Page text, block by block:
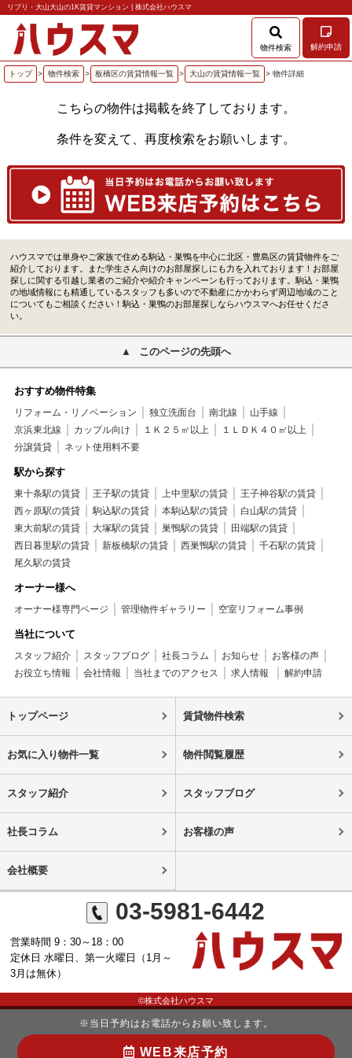
リブリ・大山大山の1K賃貸マンション | 株式会社ハウスマ
物件検索 解約申請
トップ > 物件検索 > 板橋区の賃貸情報一覧 > 大山の賃貸情報一覧 > 物件詳細
こちらの物件は掲載を終了しております。
条件を変えて、再度検索をお願いします。
ハウスマでは単身やご家族で住める駒込・巣鴨を中心に北区・豊島区の賃貸物件をご
紹介しております。また学生さん向けのお部屋探しにも力を入れております！お部屋
探しに関する引越し業者のご紹介や紹介キャンペーンも行っております。駒込・巣鴨
の地域情報にも精通しているスタッフも多いので不動産にかかわらず周辺地域のこと
についてもご相談ください！駒込・巣鴨のお部屋探しならハウスマへお任せくださ
い。
このページの先頭へ
おすすめ物件特集
リフォーム・リノベーション 独立洗面台 南北線
山手線
京浜東北線
カップル向け １Ｋ２５㎡以上
１ＬＤＫ４０㎡以上
分譲賃貸
ネット使用料不要
駅から探す
東十条駅の賃貸 王子駅の賃貸 上中里駅の賃貸
王子神谷駅の賃貸
西ヶ原駅の賃貸
駒込駅の賃貸 本駒込駅の賃貸
白山駅の賃貸
東大前駅の賃貸
大塚駅の賃貸 巣鴨駅の賃貸
田端駅の賃貸
西日暮里駅の賃貸
新板橋駅の賃貸 西巣鴨駅の賃貸
千石駅の賃貸
尾久駅の賃貸
オーナー様へ
オーナー様専門ページ 管理物件ギャラリー 空室リフォーム事例
当社について
スタッフ紹介 スタッフブログ 社長コラム お知らせ
お客様の声
お役立ち情報
会社情報 当社までのアクセス 求人情報 解約申請
トップページ 賃貸物件検索
お気に入り物件一覧 物件閲覧履歴
スタッフ紹介 スタッフブログ
社長コラム お客様の声
会社概要
03-5981-6442
営業時間 9：30～18：00
定休日 水曜日、第一火曜日（1月～
3月は無休）
©株式会社ハウスマ
※当日予約はお電話からお願い致します。
WEB来店予約